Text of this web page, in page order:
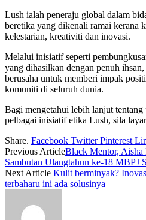
Lush ialah peneraju global dalam
beretika yang dikenali ramai kerana
kelestarian, kreativiti dan inovasi.
Melalui inisiatif seperti
yang dihasilkan dengan penuh
berusaha untuk memberi impak
komuniti di seluruh dunia.
Bagi mengetahui lebih lanjut
pelbagai inisiatif etika Lush, sila
Share. Facebook Twitter Pinterest
Previous ArticleBlack Mentor, Aisha
Sambutan Ulangtahun ke-18 MBPJ
Next Article Kulit berminyak?
terbaharu ini ada solusinya